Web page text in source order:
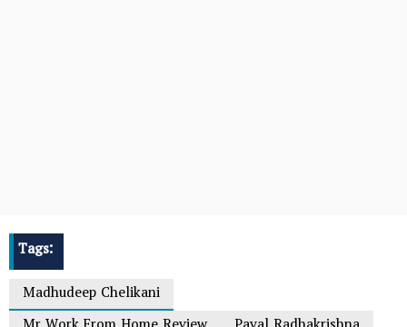
Tags:
Madhudeep Chelikani